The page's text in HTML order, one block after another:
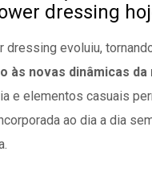
dressing
dressing evoluiu,
às novas dinâmicas da
e elementos casuais
ao dia a dia